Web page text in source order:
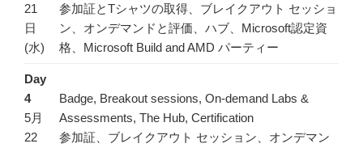
21
日
(水)
参加証とTシャツの取得、ブレイクアウト セッショ
ン、オンデマンドと評価、ハブ、Microsoft認定資
格、Microsoft Build and AMD パーティー
Day
4
5月
22
Badge, Breakout sessions, On-demand Labs &
Assessments, The Hub, Certification
参加証、ブレイクアウト セッション、オンデマン